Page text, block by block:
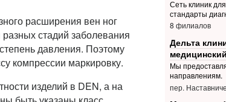
расширения вен ног
стадий заболевания
давления. Поэтому
компрессии маркировку.
изделий в DEN, а на
Сеть клиник
стандарты
8 филиалов
Дельта
Мы
направлениям.
пер.